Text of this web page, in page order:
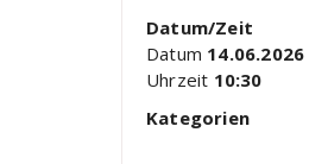
Datum/Zeit
Datum 14.06.2026
Uhrzeit 10:30
Kategorien